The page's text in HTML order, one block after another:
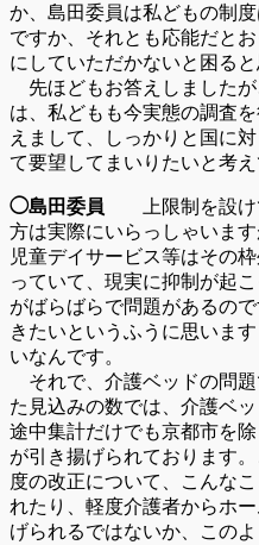
か、島田委員は私どもの制
ですか、それとも応能だと
にしていただかないと困ると
先ほどもお答えしました
は、私どもも今実態の調査
えまして、しっかりと国に
て要望してまいりたいと考え
◯島田委員 上限制を設け
方は実際にいらっしゃいま
児童デイサービス等はその
っていて、現実に抑制が起
がばらばらで問題があるの
きたいというふうに思いま
いなんです。
それで、介護ベッドの問
た見込みの数では、介護ベ
途中集計だけでも京都市を
が引き揚げられております
度の改正について、こんな
れたり、軽度介護者からホ
げられるではないか、この